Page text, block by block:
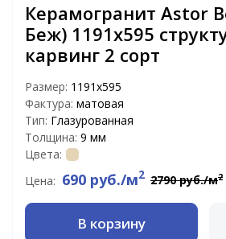
Керамогранит Astor
Беж) 1191х595
карвинг 2 сорт
Размер: 1191x595
Фактура: матовая
Тип: Глазурованная
Толщина: 9 мм
Цвета:
Цена: 690 руб./м2 2790 руб./м2
В корзину